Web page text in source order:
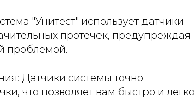
"Унитест" использует датчики
протечек, предупреждая
проблемой.
Датчики системы точно
что позволяет вам быстро и легко